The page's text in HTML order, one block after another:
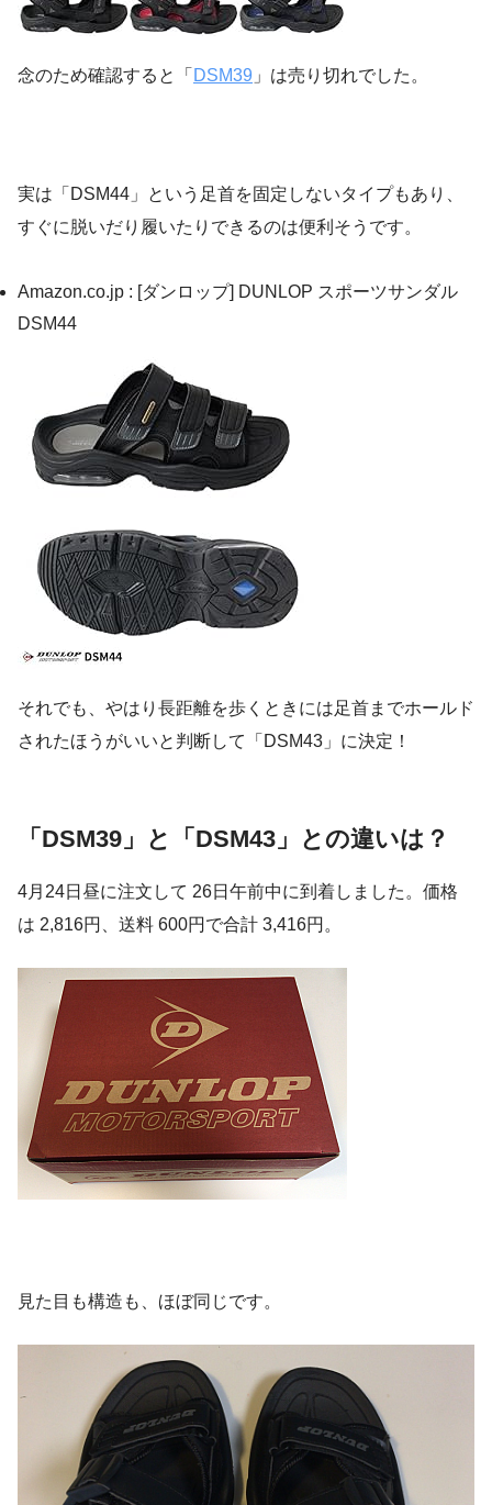
念のため確認すると「 DSM39 」は売り切れでした。
実は「DSM44」という足首を固定しないタイプもあり、
すぐに脱いだり履いたりできるのは便利そうです。
Amazon.co.jp : [ダンロップ] DUNLOP スポーツサンダル
DSM44
それでも、やはり長距離を歩くときには足首までホールド
されたほうがいいと判断して「DSM43」に決定！
「DSM39」と「DSM43」との違いは？
4月24日昼に注文して 26日午前中に到着しました。価格
は 2,816円、送料 600円で合計 3,416円。
見た目も構造も、ほぼ同じです。